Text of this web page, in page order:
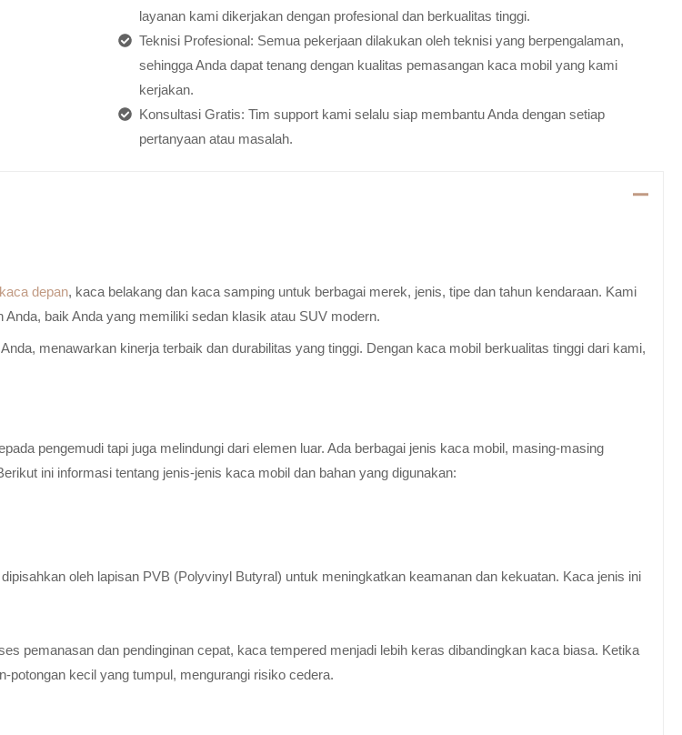
layanan kami dikerjakan dengan profesional dan berkualitas tinggi.
Teknisi Profesional: Semua pekerjaan dilakukan oleh teknisi yang berpengalaman,
sehingga Anda dapat tenang dengan kualitas pemasangan kaca mobil yang kami
kerjakan.
Konsultasi Gratis: Tim support kami selalu siap membantu Anda dengan setiap
pertanyaan atau masalah.
kaca depan, kaca belakang dan kaca samping untuk berbagai merek, jenis, tipe dan tahun kendaraan. Kami
baik Anda yang memiliki sedan klasik atau SUV modern.
menawarkan kinerja terbaik dan durabilitas yang tinggi. Dengan kaca mobil berkualitas tinggi dari kami,
pengemudi tapi juga melindungi dari elemen luar. Ada berbagai jenis kaca mobil, masing-masing
ini informasi tentang jenis-jenis kaca mobil dan bahan yang digunakan:
oleh lapisan PVB (Polyvinyl Butyral) untuk meningkatkan keamanan dan kekuatan. Kaca jenis ini
pemanasan dan pendinginan cepat, kaca tempered menjadi lebih keras dibandingkan kaca biasa. Ketika
potongan kecil yang tumpul, mengurangi risiko cedera.